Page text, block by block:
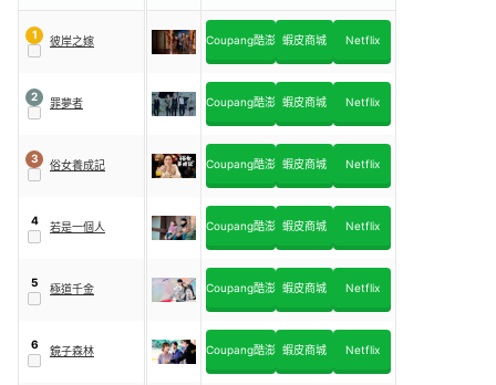
1 彼岸之嫁 Coupang酷澎 蝦皮商城 Netflix
2 罪夢者 Coupang酷澎 蝦皮商城 Netflix
3 俗女養成記 Coupang酷澎 蝦皮商城 Netflix
4 若是一個人 Coupang酷澎 蝦皮商城 Netflix
5 極道千金 Coupang酷澎 蝦皮商城 Netflix
6 鏡子森林 Coupang酷澎 蝦皮商城 Netflix